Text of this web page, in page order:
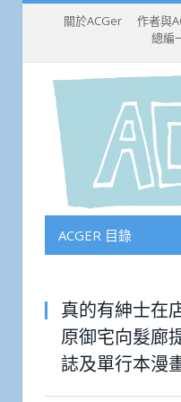
關於ACGer 作者與
總編
ACGER 目錄
真的有紳士在
原御宅向髮廊
誌及單行本漫